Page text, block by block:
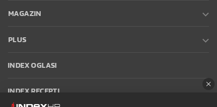
MAGAZIN
PLUS
INDEX OGLASI
INDEX RECEPTI